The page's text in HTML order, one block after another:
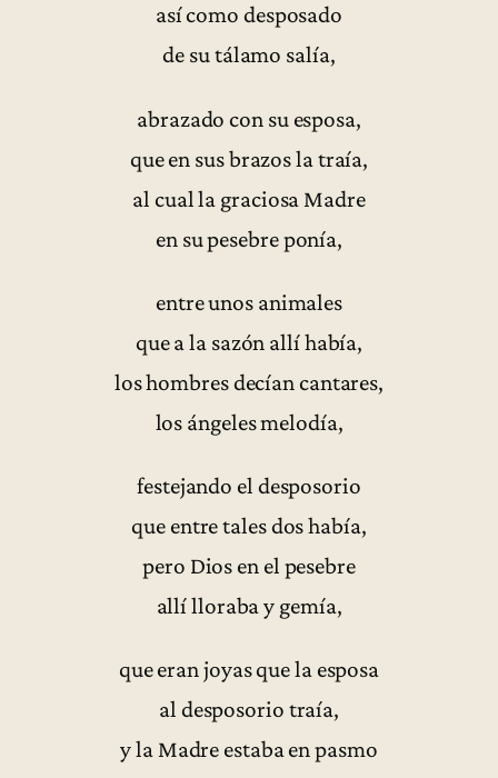
así como desposado
de su tálamo salía,
abrazado con su esposa,
que en sus brazos la traía,
al cual la graciosa Madre
en su pesebre ponía,
entre unos animales
que a la sazón allí había,
los hombres decían cantares,
los ángeles melodía,
festejando el desposorio
que entre tales dos había,
pero Dios en el pesebre
allí lloraba y gemía,
que eran joyas que la esposa
al desposorio traía,
y la Madre estaba en pasmo